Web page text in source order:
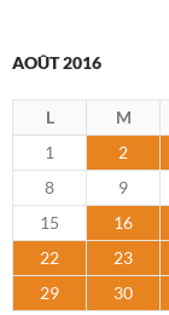
AOÛT 2016
L M
1
2
8
9
15
16
22
23
29
30